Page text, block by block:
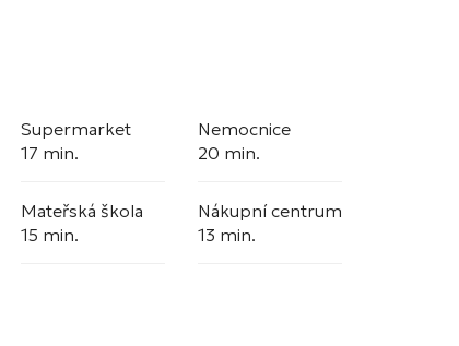
Supermarket
17 min.
Nemocnice
20 min.
Mateřská škola
15 min.
Nákupní centrum
13 min.